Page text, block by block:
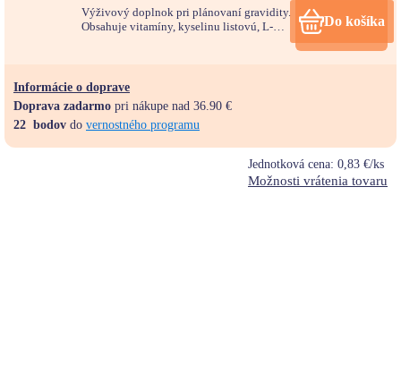
vrecúšok
Výživový doplnok pri plánovaní gravidity.
Obsahuje vitamíny, kyselinu listovú, L-
Do košíka
Informácie o doprave
Doprava zadarmo pri nákupe nad 36.90 €
22 bodov do vernostného programu
Jednotková cena: 0,83 €/ks
Možnosti vrátenia tovaru